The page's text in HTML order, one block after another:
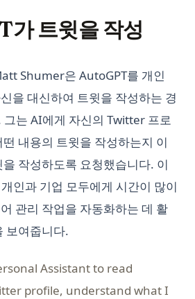
가 트윗을 작성
Shumer은 AutoGPT를 개인
을 대신하여 트윗을 작성하는 경
그는 AI에게 자신의 Twitter 프로
내용의 트윗을 작성하는지 이
작성하도록 요청했습니다. 이
인과 기업 모두에게 시간이 많이
관리 작업을 자동화하는 데 활
보여줍니다.
Assistant to read
profile, understand what I